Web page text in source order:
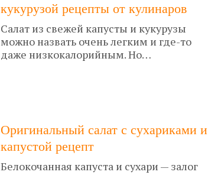
кукурузой рецепты от кулинаров
Салат из свежей капусты и кукурузы
можно назвать очень легким и где-то
даже низкокалорийным. Но…
Оригинальный салат с сухариками и
капустой рецепт
Белокочанная капуста и сухари — залог